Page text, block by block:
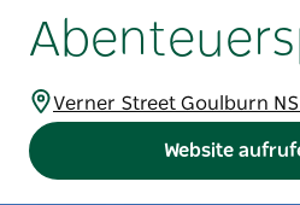
Verner Street Goulburn
Website